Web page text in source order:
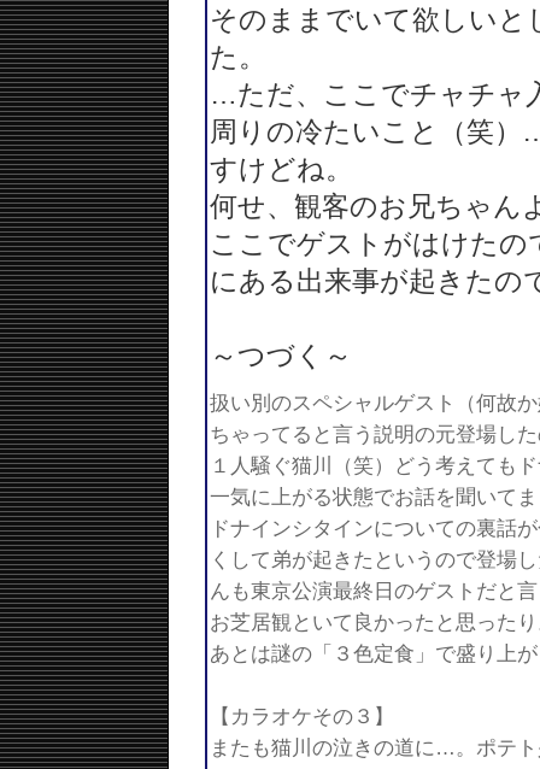
そのままでいて欲しい
た。
…ただ、ここでチャチャ
周りの冷たいこと（笑
すけどね。
何せ、観客のお兄ちゃん
ここでゲストがはけた
にある出来事が起きたの
～つづく～
扱い別のスペシャルゲスト（何故
ちゃってると言う説明の元登場し
１人騒ぐ猫川（笑）どう考えても
一気に上がる状態でお話を聞いて
ドナインシタインについての裏話
くして弟が起きたというので登場
んも東京公演最終日のゲストだと
お芝居観といて良かったと思った
あとは謎の「３色定食」で盛り上
【カラオケその３】
またも猫川の泣きの道に…。ポテ